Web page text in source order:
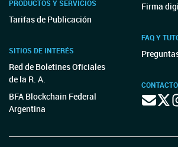
PRODUCTOS Y SERVICIOS
Tarifas de Publicación
SITIOS DE INTERÉS
Red de Boletines Oficiales
de la R. A.
BFA Blockchain Federal
Argentina
Firma
FAQ Y
CONTACTO